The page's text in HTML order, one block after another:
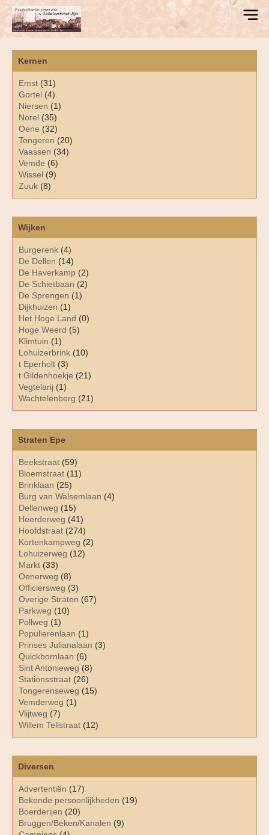
Diversen
Advertentiën (17)
Bekende persoonlijkheden (19)
Boerderijen (20)
Bruggen/Beken/Kanalen (9)
Kernen
Emst (31)
Gortel (4)
Niersen (1)
Norel (35)
Oene (32)
Tongeren (20)
Vaassen (34)
Vemde (6)
Wissel (9)
Zuuk (8)
Straten Epe
Beekstraat (59)
Bloemstraat (11)
Brinklaan (25)
Burg van Walsemlaan (4)
Dellenweg (15)
Heerderweg (41)
Hoofdstraat (274)
Kortenkampweg (2)
Lohuizerweg (12)
Markt (33)
Oenerweg (8)
Officiersweg (3)
Overige Straten (67)
Parkweg (10)
Pollweg (1)
Populierenlaan (1)
Prinses Julianalaan (3)
Quickbornlaan (6)
Sint Antonieweg (8)
Stationsstraat (26)
Tongerenseweg (15)
Vemderweg (1)
Vlijtweg (7)
Willem Tellstraat (12)
Wijken
Burgerenk (4)
De Dellen (14)
De Haverkamp (2)
De Schietbaan (2)
De Sprengen (1)
Dijkhuizen (1)
Het Hoge Land (0)
Hoge Weerd (5)
Klimtuin (1)
Lohuizerbrink (10)
t Eperholt (3)
t Gildenhoekje (21)
Vegtelarij (1)
Wachtelenberg (21)